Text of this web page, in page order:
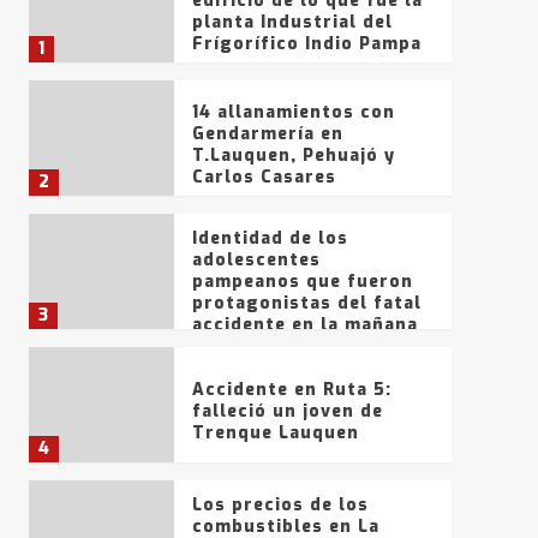
1
planta Industrial del
Frígorífico Indio Pampa
2
14 allanamientos con
Gendarmería en
T.Lauquen, Pehuajó y
Carlos Casares
3
Identidad de los
adolescentes
pampeanos que fueron
protagonistas del fatal
accidente en la mañana
4
Accidente en Ruta 5:
falleció un joven de
Trenque Lauquen
Los precios de los
combustibles en La